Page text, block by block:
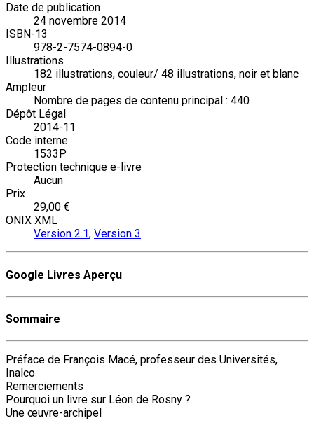
Date de publication
24 novembre 2014
ISBN-13
978-2-7574-0894-0
Illustrations
182 illustrations, couleur/ 48 illustrations, noir et blanc
Ampleur
Nombre de pages de contenu principal : 440
Dépôt Légal
2014-11
Code interne
1533P
Protection technique e-livre
Aucun
Prix
29,00 €
ONIX XML
Version 2.1, Version 3
Google Livres Aperçu
Sommaire
Préface de François Macé, professeur des Universités,
Inalco
Remerciements
Pourquoi un livre sur Léon de Rosny ?
Une œuvre-archipel